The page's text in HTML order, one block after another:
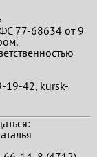
77-68634 от 9
19-42, kursk-